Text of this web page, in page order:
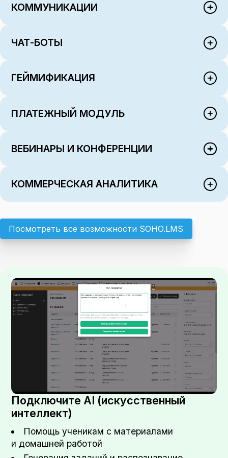
КОММУНИКАЦИИ
ЧАТ-БОТЫ
ГЕЙМИФИКАЦИЯ
ПЛАТЕЖНЫЙ МОДУЛЬ
ВЕБИНАРЫ И КОНФЕРЕНЦИИ
КОММЕРЧЕСКАЯ АНАЛИТИКА
Посмотреть все возможности SOHO.LMS
Подключите AI (искусственный
интеллект)
Помощь ученикам с материалами
и домашней работой